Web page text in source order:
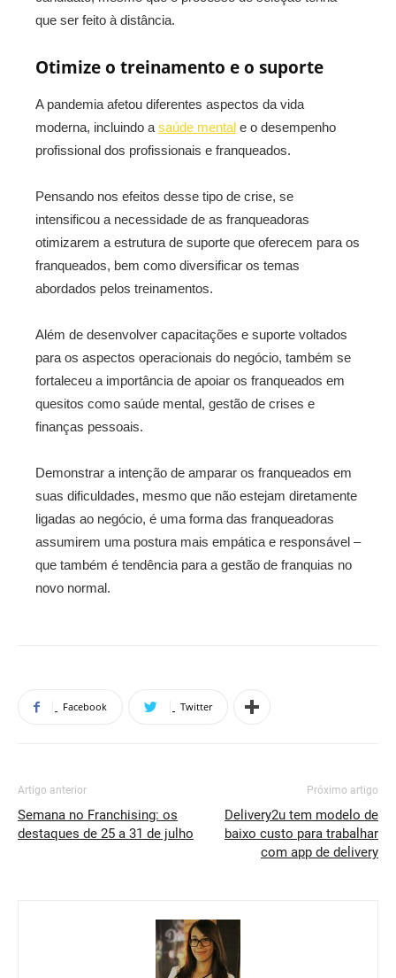
que ser feito à distância.
Otimize o treinamento e o suporte
A pandemia afetou diferentes aspectos da vida
moderna, incluindo a saúde mental e o desempenho
profissional dos profissionais e franqueados.
Pensando nos efeitos desse tipo de crise, se
intensificou a necessidade de as franqueadoras
otimizarem a estrutura de suporte que oferecem para os
franqueados, bem como diversificar os temas
abordados pelos treinamentos.
Além de desenvolver capacitações e suporte voltados
para os aspectos operacionais do negócio, também se
fortaleceu a importância de apoiar os franqueados em
quesitos como saúde mental, gestão de crises e
finanças pessoais.
Demonstrar a intenção de amparar os franqueados em
suas dificuldades, mesmo que não estejam diretamente
ligadas ao negócio, é uma forma das franqueadoras
assumirem uma postura mais empática e responsável –
que também é tendência para a gestão de franquias no
novo normal.
Facebook Twitter
Artigo anterior
Semana no Franchising: os
destaques de 25 a 31 de julho
Próximo artigo
Delivery2u tem modelo de
baixo custo para trabalhar
com app de delivery